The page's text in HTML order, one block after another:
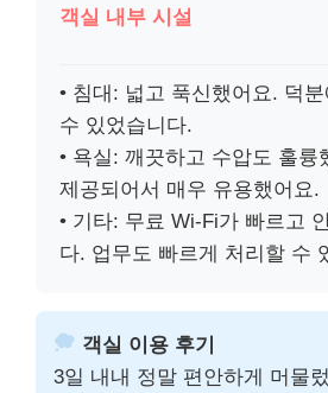
객실 내부 시설
• 침대: 넓고 푹신했어요. 덕
수 있었습니다.
• 욕실: 깨끗하고 수압도 훌륭
제공되어서 매우 유용했어요.
• 기타: 무료 Wi-Fi가 빠르고
다. 업무도 빠르게 처리할 수
객실 이용 후기
3일 내내 정말 편안하게 머물